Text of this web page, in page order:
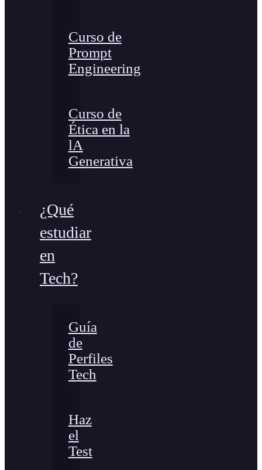
Curso de
Prompt
Engineering
Curso de
Ética en la
lA
Generativa
¿Qué
estudiar
en
Tech?
Guía
de
Perfiles
Tech
Haz
el
Test